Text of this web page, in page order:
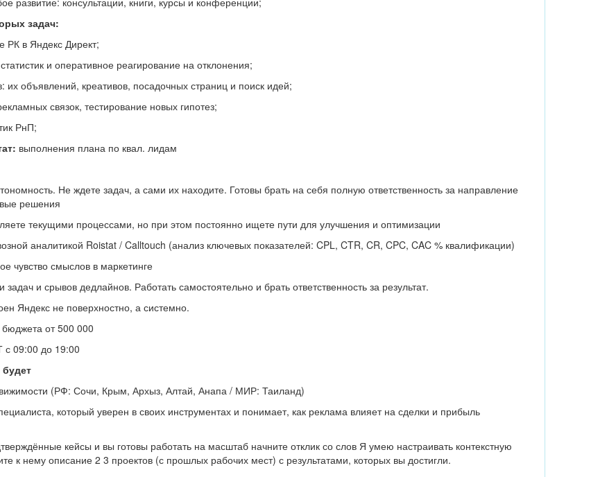
задач:
РК в Яндекс Директ;
и оперативное реагирование на отклонения;
их объявлений, креативов, посадочных страниц и поиск идей;
связок, тестирование новых гипотез;
РнП;
выполнения плана по квал. лидам
Не ждете задач, а сами их находите. Готовы брать на себя полную ответственность за направление
решения
текущими процессами, но при этом постоянно ищете пути для улучшения и оптимизации
аналитикой Roistat / Calltouch (анализ ключевых показателей: CPL, CTR, CR, CPC, CAC % квалификации)
чувство смыслов в маркетинге
задач и срывов дедлайнов. Работать самостоятельно и брать ответственность за результат.
Яндекс не поверхностно, а системно.
от 500 000
09:00 до 19:00
(РФ: Сочи, Крым, Архыз, Алтай, Анапа / МИР: Таиланд)
который уверен в своих инструментах и понимает, как реклама влияет на сделки и прибыль
кейсы и вы готовы работать на масштаб начните отклик со слов Я умею настраивать контекстную
к нему описание 2 3 проектов (с прошлых рабочих мест) с результатами, которых вы достигли.